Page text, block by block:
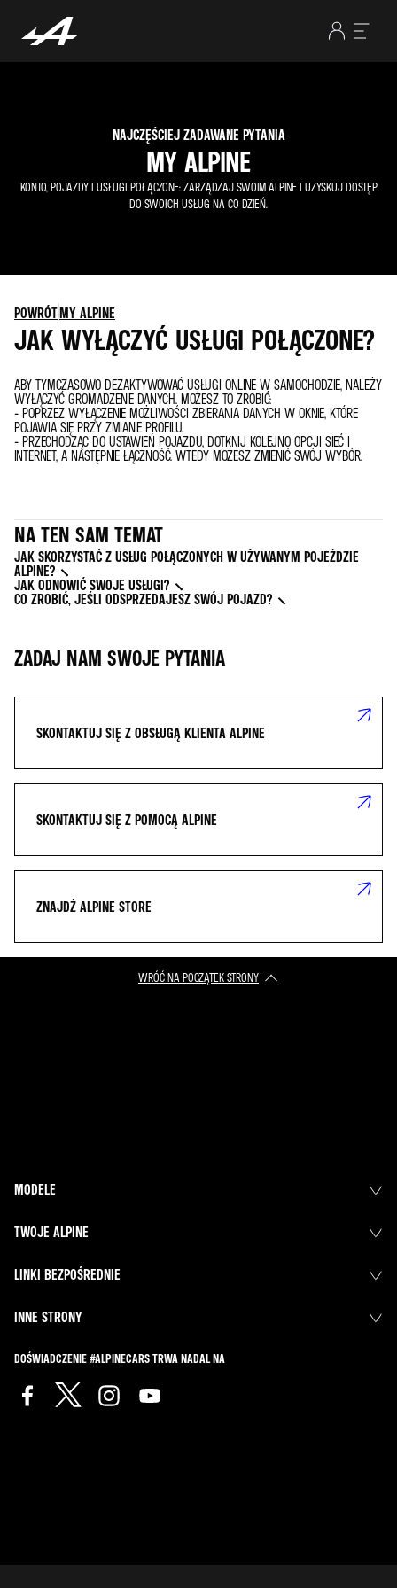
NAJCZĘŚCIEJ ZADAWANE PYTANIA
MY ALPINE
KONTO, POJAZDY I USŁUGI POŁĄCZONE: ZARZĄDZAJ SWOIM ALPINE I UZYSKUJ DOSTĘP
DO SWOICH USŁUG NA CO DZIEŃ.
POWRÓTMY ALPINE
JAK WYŁĄCZYĆ USŁUGI POŁĄCZONE?
ABY TYMCZASOWO DEZAKTYWOWAĆ USŁUGI ONLINE W SAMOCHODZIE, NALEŻY
WYŁĄCZYĆ GROMADZENIE DANYCH. MOŻESZ TO ZROBIĆ:
- POPRZEZ WYŁĄCZENIE MOŻLIWOŚCI ZBIERANIA DANYCH W OKNIE, KTÓRE
POJAWIA SIĘ PRZY ZMIANIE PROFILU.
- PRZECHODZĄC DO USTAWIEŃ POJAZDU, DOTKNIJ KOLEJNO OPCJI SIEĆ I
INTERNET, A NASTĘPNIE ŁĄCZNOŚĆ. WTEDY MOŻESZ ZMIENIĆ SWÓJ WYBÓR.
NA TEN SAM TEMAT
JAK SKORZYSTAĆ Z USŁUG POŁĄCZONYCH W UŻYWANYM POJEŹDZIE
ALPINE?
JAK ODNOWIĆ SWOJE USŁUGI?
CO ZROBIĆ, JEŚLI ODSPRZEDAJESZ SWÓJ POJAZD?
ZADAJ NAM SWOJE PYTANIA
SKONTAKTUJ SIĘ Z OBSŁUGĄ KLIENTA ALPINE
SKONTAKTUJ SIĘ Z POMOCĄ ALPINE
ZNAJDŹ ALPINE STORE
WRÓĆ NA POCZĄTEK STRONY
MODELE
TWOJE ALPINE
LINKI BEZPOŚREDNIE
INNE STRONY
DOŚWIADCZENIE #ALPINECARS TRWA NADAL NA